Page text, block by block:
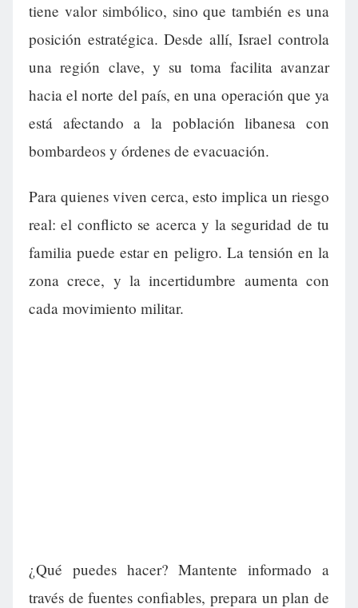
tiene valor simbólico, sino que también es una
posición estratégica. Desde allí, Israel controla
una región clave, y su toma facilita avanzar
hacia el norte del país, en una operación que ya
está afectando a la población libanesa con
bombardeos y órdenes de evacuación.
Para quienes viven cerca, esto implica un riesgo
real: el conflicto se acerca y la seguridad de tu
familia puede estar en peligro. La tensión en la
zona crece, y la incertidumbre aumenta con
cada movimiento militar.
¿Qué puedes hacer? Mantente informado a
través de fuentes confiables, prepara un plan de